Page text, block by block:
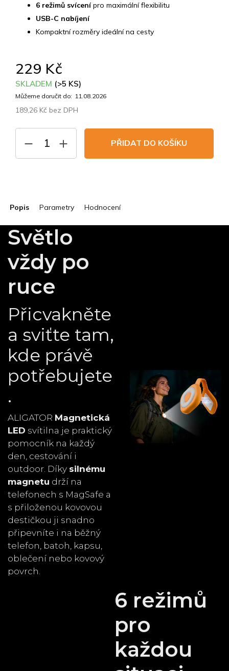
229 Kč
SKLADEM (>5 KS)
Můžeme doručit do: 11.08.2026
189,26 Kč bez DPH
PŘIDAT DO KOŠÍKU
6 režimů svícenípro maximální flexibilitu
USB-C nabíjení
Kompaktní rozměry ideální na cesty
Popis Parametry Hodnocení
Světlo
vždy po
ruce
Přicvakněte
a sviťte tam,
kde právě
potřebujete
.
ALIGATOR Magnetická
LED svítilna je praktický
pomocník na každý
den, cestování i
outdoor. Díky silnému
magnetu drží na
telefonech s MagSafe a
s přiloženou kovovou
destičkou ji snadno
připevníte i na běžný
telefon, batoh, kapsu,
oblečení nebo kovový
povrch.
6 režimů
pro
každou